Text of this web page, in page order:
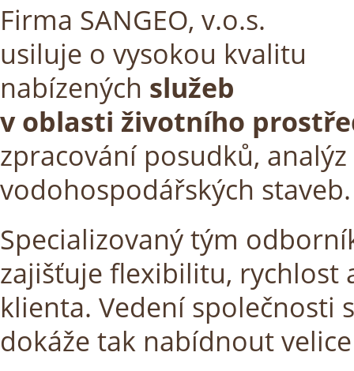
Firma SANGEO, v.o.s.
usiluje o vysokou kvalitu
nabízených služeb
v oblasti životního
zpracování posudků,
vodohospodářských staveb.
Specializovaný tým
zajišťuje flexibilitu, rychlost
klienta. Vedení společnosti
dokáže tak nabídnout